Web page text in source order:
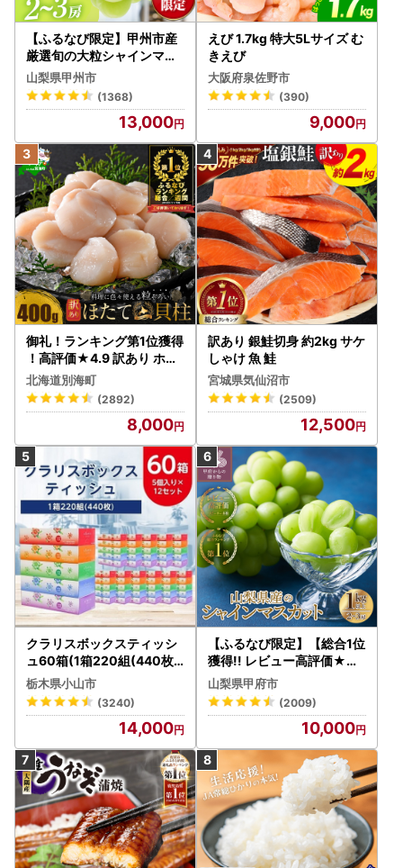
【ふるなび限定】甲州市産
厳選旬の大粒シャインマス
カット 約1.3kg 2～3房【2
026年発送】（MG）B12-
472 FN-Limited-VO シャ
インマスカット フルーツ
山梨県甲州市
(1368)
13,000
えび 1.7kg 特大5Lサイズ む
きえび
大阪府泉佐野市
(390)
9,000
御礼！ランキング第1位獲得
！高評価★4.9 訳あり ホタ
テ 400g（ほたて 帆立 貝柱
冷凍 ）
北海道別海町
(2892)
8,000
訳あり 銀鮭切身 約2kg サケ
しゃけ 魚 鮭
宮城県気仙沼市
(2509)
12,500
クラリスボックスティッシ
ュ60箱(1箱220組(440枚))
(5個入り×12セット)【配送
不可地域：離島・沖縄県】
【1256759】
栃木県小山市
(3240)
14,000
【ふるなび限定】【総合1位
獲得!! レビュー高評価★】
〈2026年度配送分〉山梨
県産 シャインマスカット 2
～3房（1.0kg以上）シャイ
ン フルーツ FN-Limited-S
P
山梨県甲府市
(2009)
10,000